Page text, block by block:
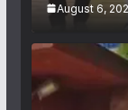
August 6,